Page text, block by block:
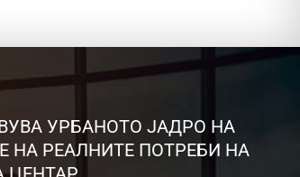
УРБАНОТО ЈАДРО НА
НА РЕАЛНИТЕ ПОТРЕБИ НА